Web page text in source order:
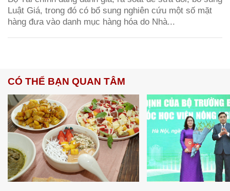
Luật Giá, trong đó có bổ sung nghiên cứu một số mặt
hàng đưa vào danh mục hàng hóa do Nhà...
CÓ THỂ BẠN QUAN TÂM